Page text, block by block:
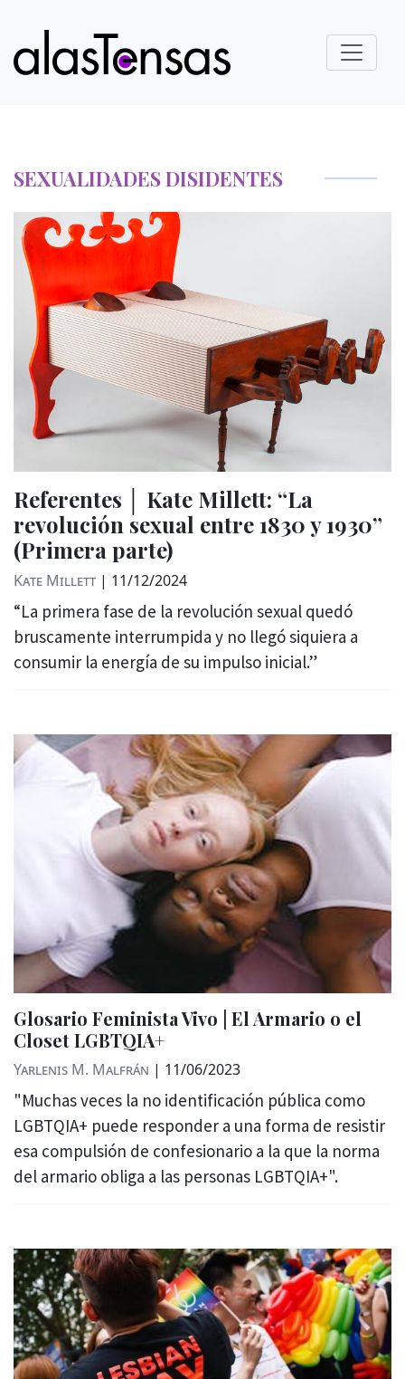
SEXUALIDADES DISIDENTES
Referentes │ Kate Millett: “La
revolución sexual entre 1830 y 1930”
(Primera parte)
Kate Millett | 11/12/2024
“La primera fase de la revolución sexual quedó
bruscamente interrumpida y no llegó siquiera a
consumir la energía de su impulso inicial.”
Glosario Feminista Vivo | El Armario o el
Closet LGBTQIA+
Yarlenis M. Malfrán | 11/06/2023
"Muchas veces la no identificación pública como
LGBTQIA+ puede responder a una forma de resistir
esa compulsión de confesionario a la que la norma
del armario obliga a las personas LGBTQIA+".